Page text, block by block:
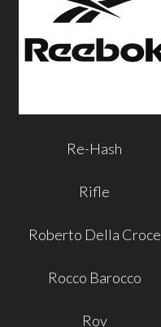
Re-Hash
Rifle
Roberto Della Croce
Rocco Barocco
Rov